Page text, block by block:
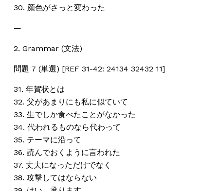
30. 颜色がさっと変わった
—
2. Grammar (文法)
問題 7 (単選) [REF 31-42: 24134 32432 11]
31. 年賀状とは
32. 父があまりにも私に似ていて
33. 生でしか食べたことがなかった
34. 代われるものなら代わって
35. テーマに沿って
36. 読んでおくように言われた
37. 丈夫になっただけでなく
38. 攻撃してはならない